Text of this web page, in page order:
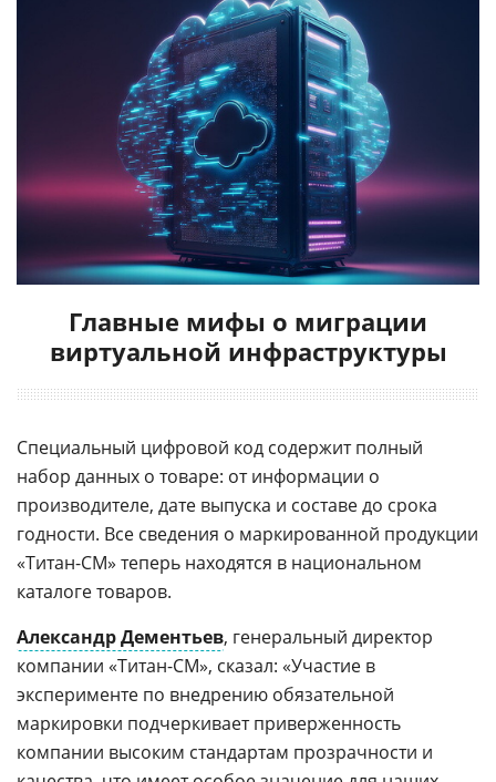
Главные мифы о миграции
виртуальной инфраструктуры
Специальный цифровой код содержит полный
набор данных о товаре: от информации о
производителе, дате выпуска и составе до срока
годности. Все сведения о маркированной продукции
«Титан-СМ» теперь находятся в национальном
каталоге товаров.
Александр Дементьев, генеральный директор
компании «Титан-СМ», сказал: «Участие в
эксперименте по внедрению обязательной
маркировки подчеркивает приверженность
компании высоким стандартам прозрачности и